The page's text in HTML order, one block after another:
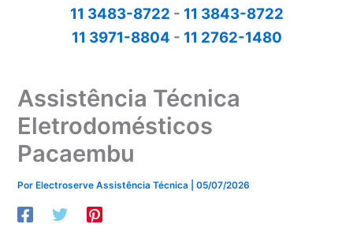
11 3483-8722 - 11 3843-8722
11 3971-8804 - 11 2762-1480
Assistência Técnica
Eletrodomésticos
Pacaembu
Por Electroserve Assistência Técnica |05/07/2026